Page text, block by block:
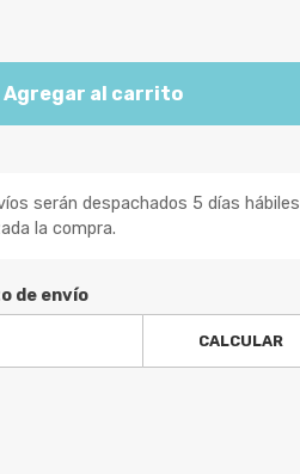
Agregar al carrito
serán despachados 5 días hábiles
la compra.
de envío
CALCULAR